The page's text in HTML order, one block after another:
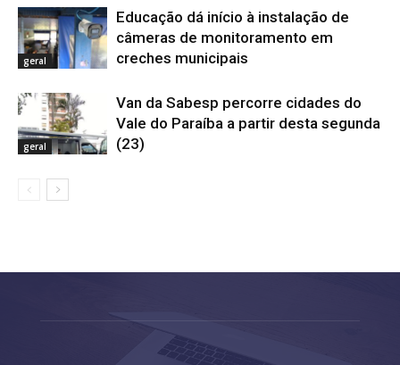
geral
Educação dá início à instalação de
câmeras de monitoramento em
creches municipais
geral
Van da Sabesp percorre cidades do
Vale do Paraíba a partir desta segunda
(23)